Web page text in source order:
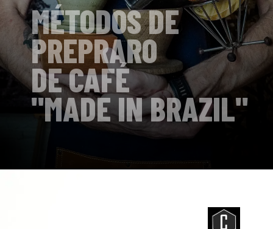
MÉTODOS DE
PREPRARO
DE CAFÉ
"MADE IN BRAZIL"